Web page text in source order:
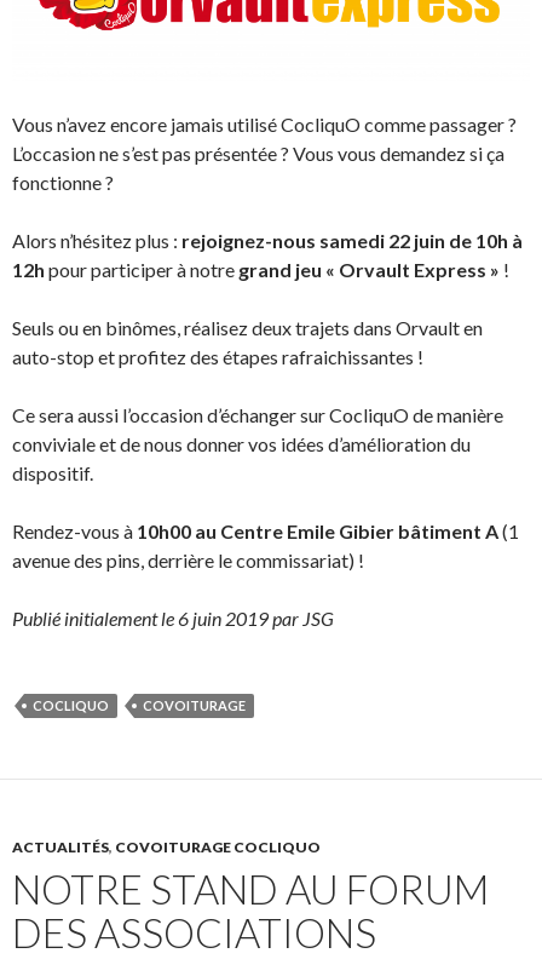
Vous n’avez encore jamais utilisé CocliquO comme passager ?
L’occasion ne s’est pas présentée ? Vous vous demandez si ça
fonctionne ?
Alors n’hésitez plus : rejoignez-nous samedi 22 juin de 10h à
12h pour participer à notre grand jeu « Orvault Express » !
Seuls ou en binômes, réalisez deux trajets dans Orvault en
auto-stop et profitez des étapes rafraichissantes !
Ce sera aussi l’occasion d’échanger sur CocliquO de manière
conviviale et de nous donner vos idées d’amélioration du
dispositif.
Rendez-vous à 10h00 au Centre Emile Gibier bâtiment A(1
avenue des pins, derrière le commissariat) !
Publié initialement le 6 juin 2019 par JSG
COCLIQUO COVOITURAGE
ACTUALITÉS, COVOITURAGE COCLIQUO
NOTRE STAND AU FORUM
DES ASSOCIATIONS